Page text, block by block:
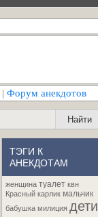
| Форум анекдотов
ТЭГИ К
АНЕКДОТАМ
женщина туалет квн
Красный карлик мальчик
бабушка милиция дети